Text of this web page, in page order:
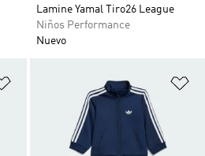
Lamine Yamal Tiro26 League
Niños Performance
Nuevo
Añadir a la lista de deseos